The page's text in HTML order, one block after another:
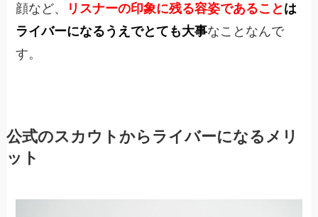
顔など、
リスナーの印象に残る容姿であること は
ライバーになるうえでとても大事なことなんで
す。
公式のスカウトからライバーになるメリ
ット